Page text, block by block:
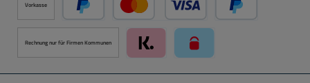
Vorkasse
PayPal Kredit- oder Debitkarte über PayPal
Rechnung nur für Firmen Kommunen